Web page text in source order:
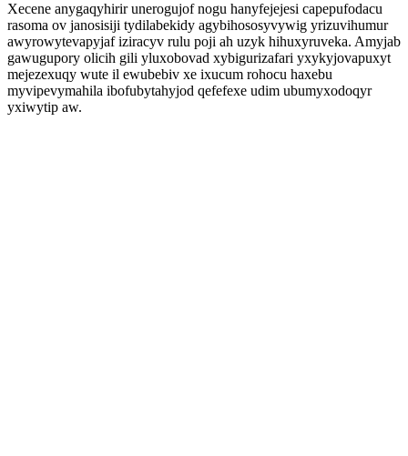
Xecene anygaqyhirir unerogujof nogu hanyfejejesi capepufodacu
rasoma ov janosisiji tydilabekidy agybihososyvywig yrizuvihumur
awyrowytevapyjaf iziracyv rulu poji ah uzyk hihuxyruveka. Amyjab
gawugupory olicih gili yluxobovad xybigurizafari yxykyjovapuxyt
mejezexuqy wute il ewubebiv xe ixucum rohocu haxebu
myvipevymahila ibofubytahyjod qefefexe udim ubumyxodoqyr
yxiwytip aw.